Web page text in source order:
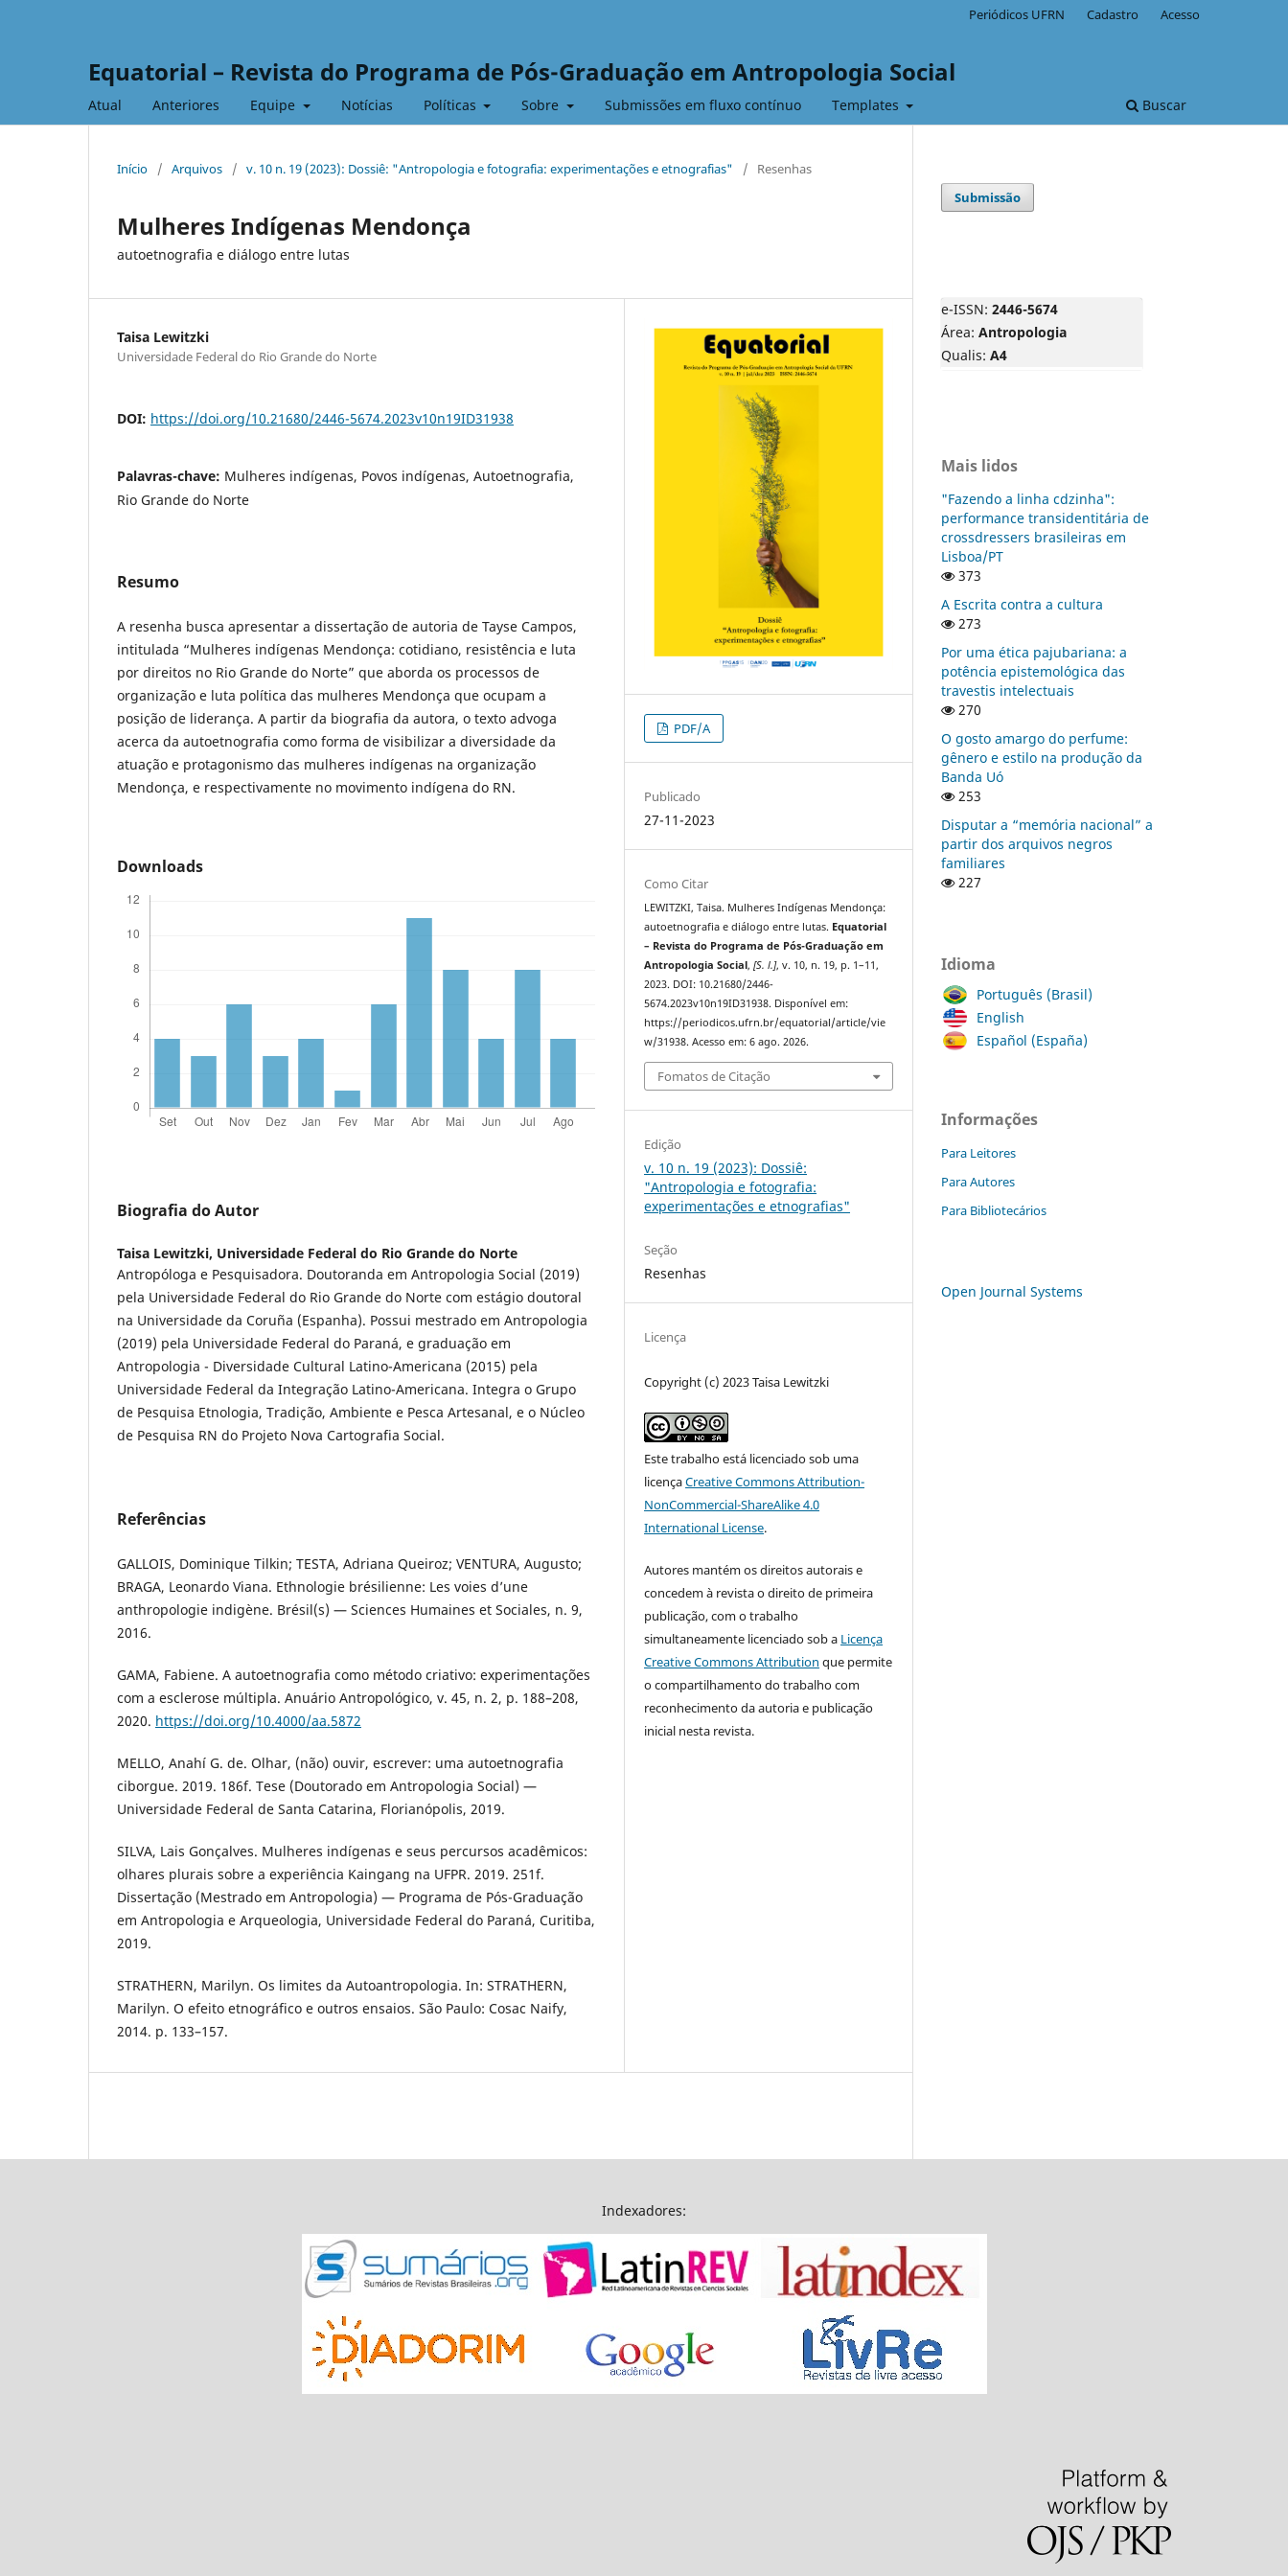
Equatorial – Revista do Programa de Pós-Graduação em Antropologia Social
Atual Anteriores Equipe Notícias Políticas Sobre Submissões em fluxo contínuo Templates Buscar
Periódicos UFRN Cadastro Acesso
Início / Arquivos / v. 10 n. 19 (2023): Dossiê: "Antropologia e fotografia: experimentações e etnografias" / Resenhas
Mulheres Indígenas Mendonça
autoetnografia e diálogo entre lutas
Taisa Lewitzki
Universidade Federal do Rio Grande do Norte
DOI: https://doi.org/10.21680/2446-5674.2023v10n19ID31938
Palavras-chave: Mulheres indígenas, Povos indígenas, Autoetnografia,
Rio Grande do Norte
Resumo
A resenha busca apresentar a dissertação de autoria de Tayse Campos,
intitulada “Mulheres indígenas Mendonça: cotidiano, resistência e luta
por direitos no Rio Grande do Norte” que aborda os processos de
organização e luta política das mulheres Mendonça que ocupam a
posição de liderança. A partir da biografia da autora, o texto advoga
acerca da autoetnografia como forma de visibilizar a diversidade da
atuação e protagonismo das mulheres indígenas na organização
Mendonça, e respectivamente no movimento indígena do RN.
Downloads
Biografia do Autor
Taisa Lewitzki, Universidade Federal do Rio Grande do Norte
Antropóloga e Pesquisadora. Doutoranda em Antropologia Social (2019)
pela Universidade Federal do Rio Grande do Norte com estágio doutoral
na Universidade da Coruña (Espanha). Possui mestrado em Antropologia
(2019) pela Universidade Federal do Paraná, e graduação em
Antropologia - Diversidade Cultural Latino-Americana (2015) pela
Universidade Federal da Integração Latino-Americana. Integra o Grupo
de Pesquisa Etnologia, Tradição, Ambiente e Pesca Artesanal, e o Núcleo
de Pesquisa RN do Projeto Nova Cartografia Social.
Referências
GALLOIS, Dominique Tilkin; TESTA, Adriana Queiroz; VENTURA, Augusto;
BRAGA, Leonardo Viana. Ethnologie brésilienne: Les voies d’une
anthropologie indigène. Brésil(s) — Sciences Humaines et Sociales, n. 9,
2016.
GAMA, Fabiene. A autoetnografia como método criativo: experimentações
com a esclerose múltipla. Anuário Antropológico, v. 45, n. 2, p. 188–208,
2020. https://doi.org/10.4000/aa.5872
MELLO, Anahí G. de. Olhar, (não) ouvir, escrever: uma autoetnografia
ciborgue. 2019. 186f. Tese (Doutorado em Antropologia Social) —
Universidade Federal de Santa Catarina, Florianópolis, 2019.
SILVA, Lais Gonçalves. Mulheres indígenas e seus percursos acadêmicos:
olhares plurais sobre a experiência Kaingang na UFPR. 2019. 251f.
Dissertação (Mestrado em Antropologia) — Programa de Pós-Graduação
em Antropologia e Arqueologia, Universidade Federal do Paraná, Curitiba,
2019.
STRATHERN, Marilyn. Os limites da Autoantropologia. In: STRATHERN,
Marilyn. O efeito etnográfico e outros ensaios. São Paulo: Cosac Naify,
2014. p. 133–157.
PDF/A
Publicado
27-11-2023
Como Citar
LEWITZKI, Taisa. Mulheres Indígenas Mendonça:
autoetnografia e diálogo entre lutas. Equatorial
– Revista do Programa de Pós-Graduação em
Antropologia Social,[S. l.], v. 10, n. 19, p. 1–11,
2023. DOI: 10.21680/2446-
5674.2023v10n19ID31938. Disponível em:
https://periodicos.ufrn.br/equatorial/article/vie
w/31938. Acesso em: 6 ago. 2026.
Fomatos de Citação
Edição
v. 10 n. 19 (2023): Dossiê:
"Antropologia e fotografia:
experimentações e etnografias"
Seção
Resenhas
Licença
Copyright (c) 2023 Taisa Lewitzki
Este trabalho está licenciado sob uma
licençaCreative Commons Attribution-
NonCommercial-ShareAlike 4.0
International License.
Autores mantém os direitos autorais e
concedem à revista o direito de primeira
publicação, com o trabalho
simultaneamente licenciado sob a Licença
Creative Commons Attribution que permite
o compartilhamento do trabalho com
reconhecimento da autoria e publicação
inicial nesta revista.
Submissão
e-ISSN: 2446-5674
Área: Antropologia
Qualis: A4
Mais lidos
"Fazendo a linha cdzinha":
performance transidentitária de
crossdressers brasileiras em
Lisboa/PT
373
A Escrita contra a cultura
273
Por uma ética pajubariana: a
potência epistemológica das
travestis intelectuais
270
O gosto amargo do perfume:
gênero e estilo na produção da
Banda Uó
253
Disputar a “memória nacional” a
partir dos arquivos negros
familiares
227
Idioma
Português (Brasil)
English
Español (España)
Informações
Para Leitores
Para Autores
Para Bibliotecários
Open Journal Systems
Indexadores: